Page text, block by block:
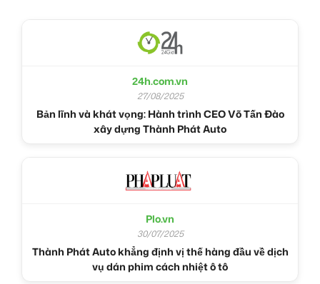
24h.com.vn
27/08/2025
Bản lĩnh và khát vọng: Hành trình CEO Võ Tấn Đào
xây dựng Thành Phát Auto
Plo.vn
30/07/2025
Thành Phát Auto khẳng định vị thế hàng đầu về dịch
vụ dán phim cách nhiệt ô tô